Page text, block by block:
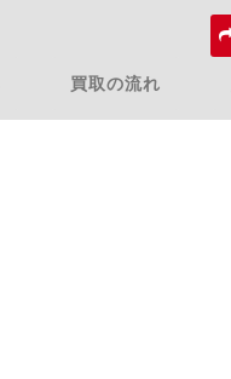
買取の流れ